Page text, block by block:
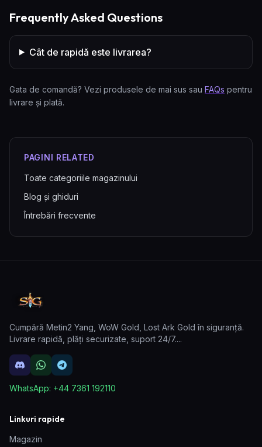
Frequently Asked Questions
Cât de rapidă este livrarea?
Gata de comandă? Vezi produsele de mai sus sau FAQs pentru
livrare și plată.
PAGINI RELATED
Toate categoriile magazinului
Blog și ghiduri
Întrebări frecvente
Cumpără Metin2 Yang, WoW Gold, Lost Ark Gold în siguranță.
Livrare rapidă, plăți securizate, suport 24/7....
WhatsApp: +44 7361 192110
Linkuri rapide
Magazin